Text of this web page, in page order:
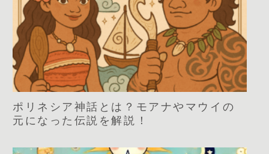
ポリネシア神話とは？モアナやマウイの
元になった伝説を解説！